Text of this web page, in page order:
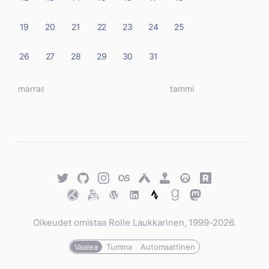
19 20 21 22 23 24 25
26 27 28 29 30 31
« marras tammi »
TwitterGitHubTwitterLast.fmUntappd
Retro
Achievements
Overwatch
Rawg.io
TraktKeybaseWordPress
WordPress
StravaGoodreads
Mastodon
Oikeudet omistaa Rolle Laukkarinen, 1999-2026.
Vaalea Tumma Automaattinen